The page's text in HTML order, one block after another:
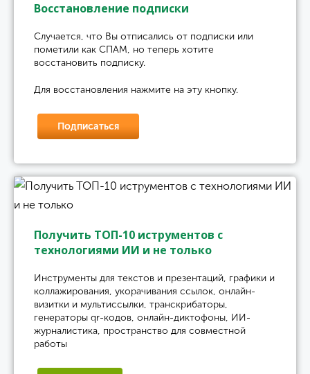
Восстановление подписки
Случается, что Вы отписались от подписки или
пометили как СПАМ, но теперь хотите
восстановить подписку.
Для восстановления нажмите на эту кнопку.
Подписаться
Получить ТОП-10 иструментов с
технологиями ИИ и не только
Инструменты для текстов и презентаций, графики и
коллажирования, укорачивания ссылок, онлайн-
визитки и мультиссылки, транскрибаторы,
генераторы qr-кодов, онлайн-диктофоны, ИИ-
журналистика, пространство для совместной
работы